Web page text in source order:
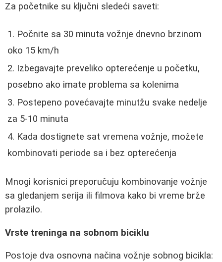
Za početnike su ključni sledeći saveti:
Počnite sa 30 minuta vožnje dnevno brzinom
oko 15 km/h
Izbegavajte preveliko opterećenje u početku,
posebno ako imate problema sa kolenima
Postepeno povećavajte minutžu svake nedelje
za 5-10 minuta
Kada dostignete sat vremena vožnje, možete
kombinovati periode sa i bez opterećenja
Mnogi korisnici preporučuju kombinovanje vožnje
sa gledanjem serija ili filmova kako bi vreme brže
prolazilo.
Vrste treninga na sobnom biciklu
Postoje dva osnovna načina vožnje sobnog bicikla: